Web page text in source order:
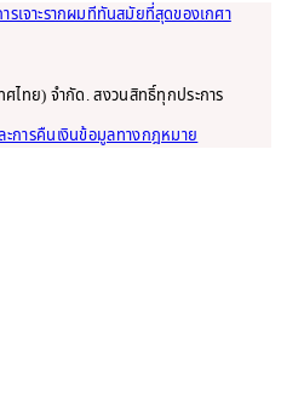
รเจาะรากผมทีทันสมัยที่สุดของเกศา
ไทย) จำกัด. สงวนสิทธิ์ทุกประการ
ะการคืนเงินข้อมูลทางกฎหมาย